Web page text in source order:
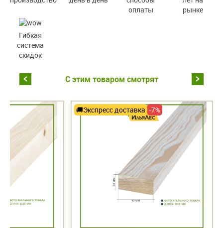
оплаты
рынке
Гибкая
система
скидок
С этим товаром смотрят
Экспресс доставка -7%